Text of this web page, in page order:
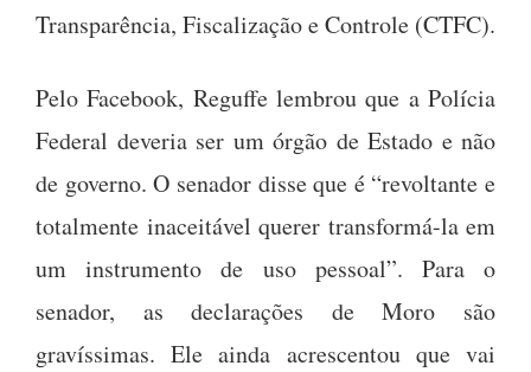
Transparência, Fiscalização e Controle (CTFC).
Pelo Facebook, Reguffe lembrou que a Polícia
Federal deveria ser um órgão de Estado e não
de governo. O senador disse que é “revoltante e
totalmente inaceitável querer transformá-la em
um instrumento de uso pessoal”. Para o
senador, as declarações de Moro são
gravíssimas. Ele ainda acrescentou que vai